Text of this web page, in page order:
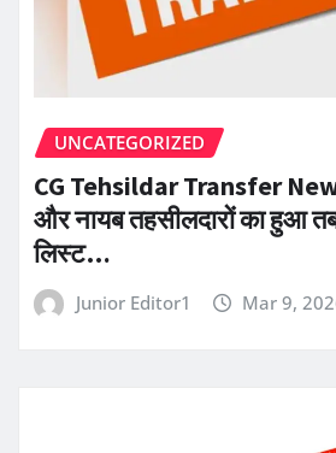
UNCATEGORIZED
CG Tehsildar Transfer
और नायब तहसीलदारों का हुआ
लिस्ट…
Junior Editor1 Mar 9,